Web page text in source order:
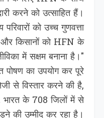
करने को उत्साहित हैं।
परिवारों को उच्च गुणवत्ता
किसानों को HFN के
में सक्षम बनाना है।"
पोषण का उपयोग कर पूरे
से विस्तार करने की है,
के 708 जिलों में से
की उम्मीद कर रहा है।